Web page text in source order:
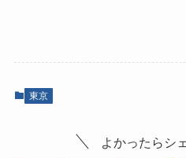
東京
よかったらシ